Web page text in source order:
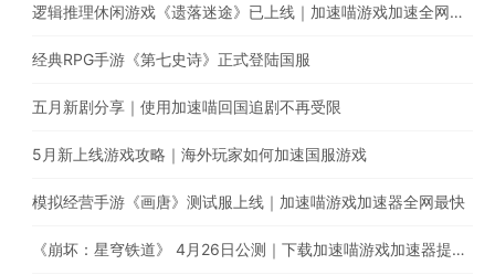
逻辑推理休闲游戏《遗落迷途》已上线｜加速喵游戏加速全网最快
经典RPG手游《第七史诗》正式登陆国服
五月新剧分享｜使用加速喵回国追剧不再受限
5月新上线游戏攻略｜海外玩家如何加速国服游戏
模拟经营手游《画唐》测试服上线｜加速喵游戏加速器全网最快
《崩坏：星穹铁道》 4月26日公测｜下载加速喵游戏加速器提升游戏体验